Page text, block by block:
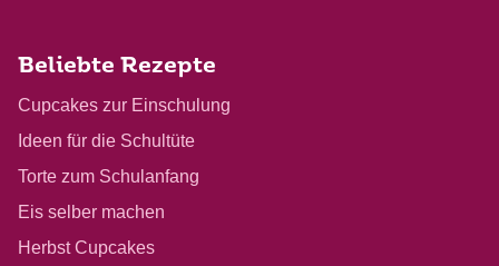
Beliebte Rezepte
Cupcakes zur Einschulung
Ideen für die Schultüte
Torte zum Schulanfang
Eis selber machen
Herbst Cupcakes